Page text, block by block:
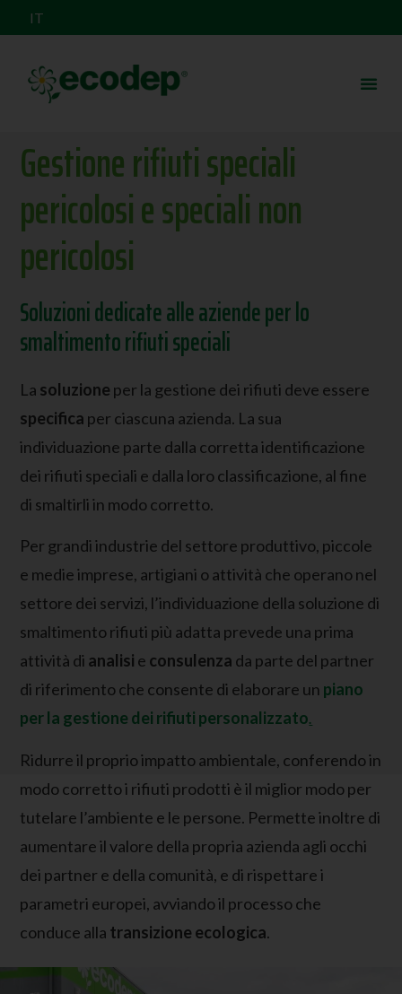
IT
Gestione rifiuti speciali
pericolosi e speciali non
pericolosi
Soluzioni dedicate alle aziende per lo
smaltimento rifiuti speciali
La soluzione per la gestione dei rifiuti deve essere
specifica per ciascuna azienda. La sua
individuazione parte dalla corretta identificazione
dei rifiuti speciali e dalla loro classificazione, al fine
di smaltirli in modo corretto.
Per grandi industrie del settore produttivo, piccole
e medie imprese, artigiani o attività che operano nel
settore dei servizi, l’individuazione della soluzione di
smaltimento rifiuti più adatta prevede una prima
attività di analisi e consulenza da parte del partner
di riferimento che consente di elaborare un piano
per la gestione dei rifiuti personalizzato.
Ridurre il proprio impatto ambientale, conferendo in
modo corretto i rifiuti prodotti è il miglior modo per
tutelare l’ambiente e le persone. Permette inoltre di
aumentare il valore della propria azienda agli occhi
dei partner e della comunità, e di rispettare i
parametri europei, avviando il processo che
conduce alla transizione ecologica.